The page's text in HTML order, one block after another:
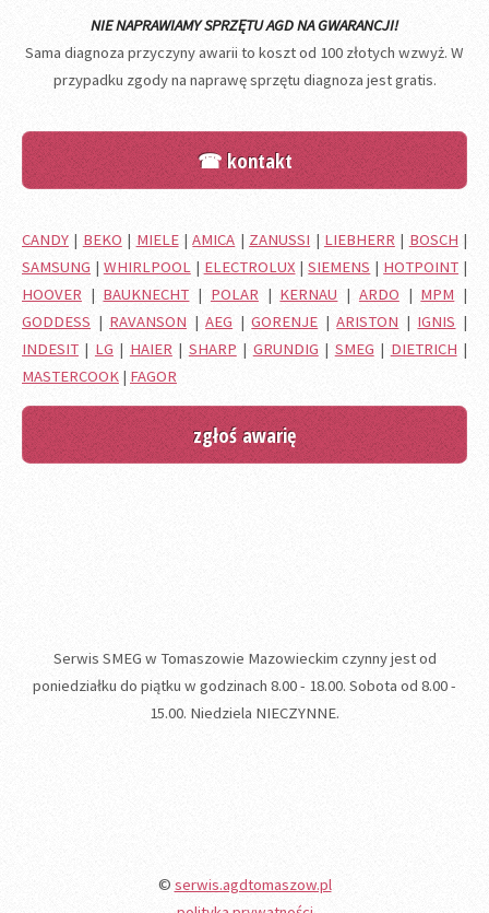
NIE NAPRAWIAMY SPRZĘTU AGD NA GWARANCJI!
Sama diagnoza przyczyny awarii to koszt od 100 złotych wzwyż. W
przypadku zgody na naprawę sprzętu diagnoza jest gratis.
☎ kontakt
CANDY | BEKO | MIELE|AMICA | ZANUSSI | LIEBHERR | BOSCH |
SAMSUNG | WHIRLPOOL| ELECTROLUX |SIEMENS | HOTPOINT |
HOOVER | BAUKNECHT | POLAR | KERNAU | ARDO | MPM |
GODDESS | RAVANSON |AEG |GORENJE |ARISTON | IGNIS |
INDESIT | LG | HAIER | SHARP | GRUNDIG | SMEG | DIETRICH |
MASTERCOOK | FAGOR
zgłoś awarię
Serwis SMEG w Tomaszowie Mazowieckim czynny jest od
poniedziałku do piątku w godzinach 8.00 - 18.00. Sobota od 8.00 -
15.00. Niedziela NIECZYNNE.
© serwis.agdtomaszow.pl